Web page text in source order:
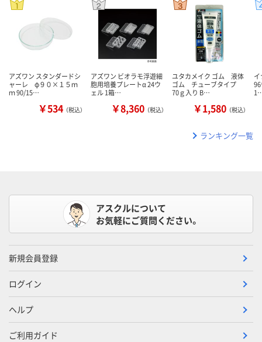
アズワン スタンダードシ
ャーレ φ９０×１５ｍ
ｍ 90/15…
￥534 （税込）
アズワン ビオラモ浮遊細
胞用培養プレートα 24ウ
ェル 1箱…
￥8,360 （税込）
ユタカメイク ゴム 液体
ゴム チューブタイプ
70ｇ入り B…
￥1,580 （税込）
イ
ランキング一覧
アスクルについて
お気軽にご質問ください。
新規会員登録
ログイン
ヘルプ
ご利用ガイド